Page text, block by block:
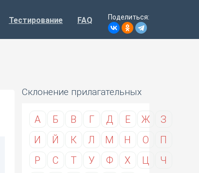
Тестирование FAQ Поделиться:
Склонение прилагательных
А Б В Г Д Е Ж
З
И
Й К Л М Н О
П
Р
С Т У Ф Х Ц
Ч